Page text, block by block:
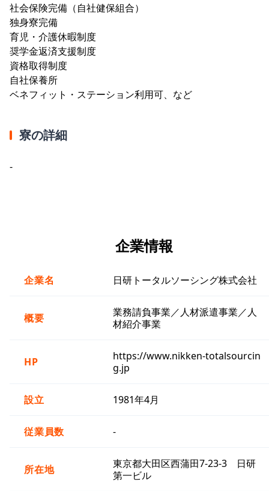
社会保険完備（自社健保組合）
独身寮完備
育児・介護休暇制度
奨学金返済支援制度
資格取得制度
自社保養所
ベネフィット・ステーション利用可、など
寮の詳細
-
企業情報
企業名 日研トータルソーシング株式会社
概要
業務請負事業／人材派遣事業／人
材紹介事業
HP
https://www.nikken-totalsourcin
g.jp
設立 1981年4月
従業員数 -
所在地
東京都大田区西蒲田7-23-3 日研
第一ビル